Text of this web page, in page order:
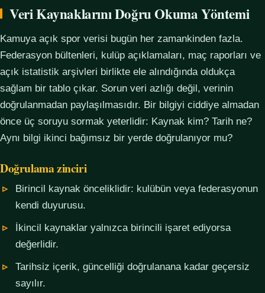
Veri Kaynaklarını Doğru Okuma Yöntemi
Kamuya açık spor verisi bugün her zamankinden fazla.
Federasyon bültenleri, kulüp açıklamaları, maç raporları ve
açık istatistik arşivleri birlikte ele alındığında oldukça
sağlam bir tablo çıkar. Sorun veri azlığı değil, verinin
doğrulanmadan paylaşılmasıdır. Bir bilgiyi ciddiye almadan
önce üç soruyu sormak yeterlidir: Kaynak kim? Tarih ne?
Aynı bilgi ikinci bağımsız bir yerde doğrulanıyor mu?
Doğrulama zinciri
Birincil kaynak önceliklidir: kulübün veya federasyonun
kendi duyurusu.
İkincil kaynaklar yalnızca birincili işaret ediyorsa
değerlidir.
Tarihsiz içerik, güncelliği doğrulanana kadar geçersiz
sayılır.